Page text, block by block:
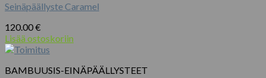
Seinäpäällyste Caramel
120.00€
Lisää ostoskoriin
BAMBUUSIS-EINÄPÄÄLLYSTEET